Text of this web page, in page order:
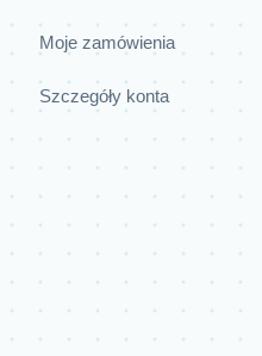
Moje zamówienia
Szczegóły konta